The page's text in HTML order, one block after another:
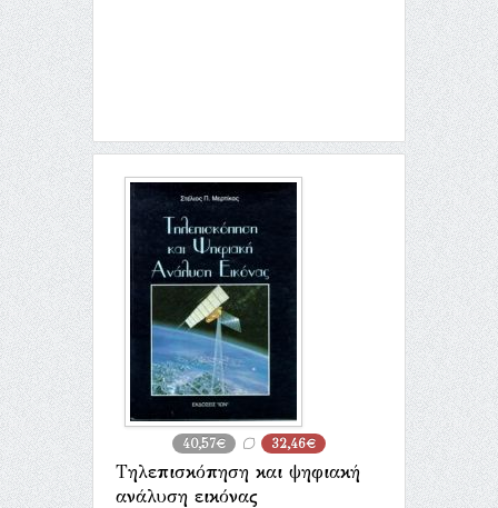
40,57€ 32,46€
Τηλεπισκόπηση και ψηφιακή
ανάλυση εικόνας